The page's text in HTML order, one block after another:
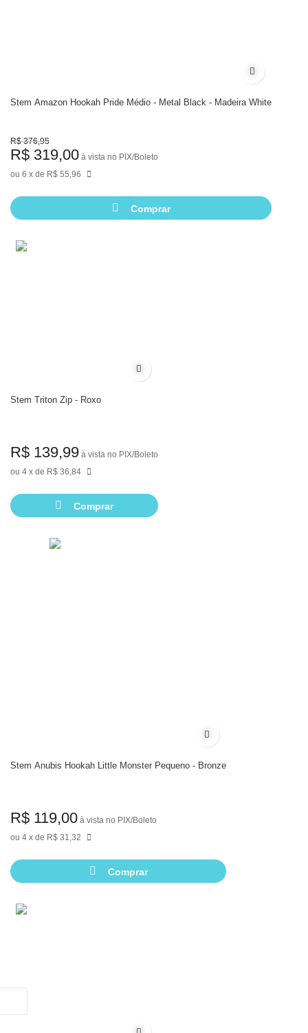
Adicionar à
Stem Amazon Hookah Pride Médio - Metal Black - Madeira White
R$ 376,95
6 de R$ 55,96
R$ 319,00 à vista no PIX/Boleto
Comprar
Adicionar à lista de desejos
Stem Triton Zip - Roxo
4 de R$ 36,84
R$ 139,99 à vista no PIX/Boleto
Comprar
Adicionar à lista de
Stem Anubis Hookah Little Monster Pequeno - Bronze
4 de R$ 31,32
R$ 119,00 à vista no PIX/Boleto
Comprar